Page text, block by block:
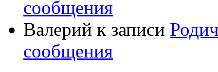
сообщения
Валерий к записи
сообщения